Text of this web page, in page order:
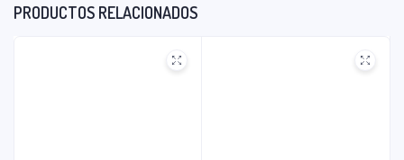
PRODUCTOS RELACIONADOS